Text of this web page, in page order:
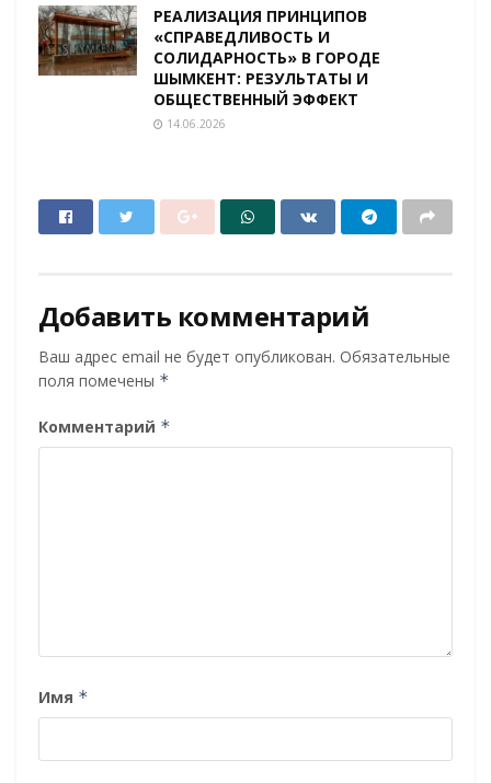
РЕАЛИЗАЦИЯ ПРИНЦИПОВ
«СПРАВЕДЛИВОСТЬ И
СОЛИДАРНОСТЬ» В ГОРОДЕ
ШЫМКЕНТ: РЕЗУЛЬТАТЫ И
ОБЩЕСТВЕННЫЙ ЭФФЕКТ
14.06.2026
Добавить комментарий
Ваш адрес email не будет опубликован. Обязательные
поля помечены *
Комментарий *
Имя *